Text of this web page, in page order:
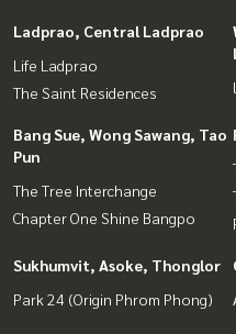
Ladprao, Central Ladprao
Life Ladprao
The Saint Residences
Bang Sue, Wong Sawang, Tao
Pun
The Tree Interchange
Chapter One Shine Bangpo
Sukhumvit, Asoke, Thonglor
Park 24 (Origin Phrom Phong)